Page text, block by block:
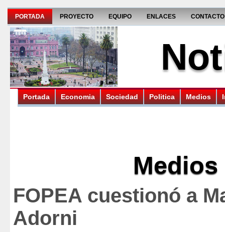
PORTADA PROYECTO EQUIPO ENLACES CONTACTO
Portada Economia Sociedad Politica Medios
Medios
FOPEA cuestionó a
Adorni